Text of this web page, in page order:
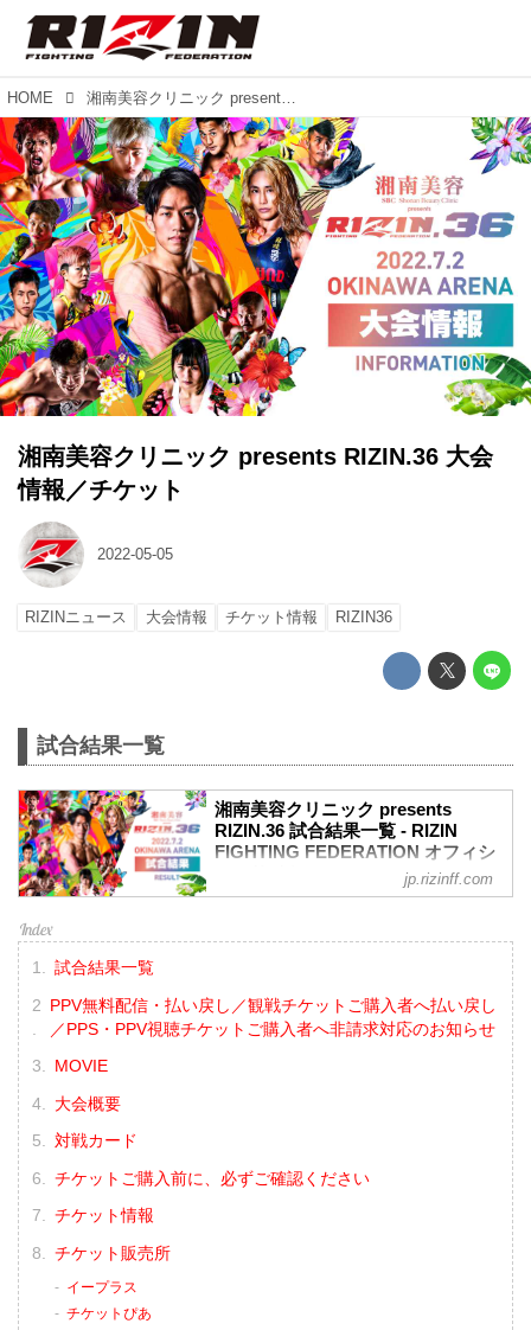
HOME 湘南美容クリニック presents RIZIN.36 大会情報／チケット
湘南美容クリニック presents RIZIN.36 大会
情報／チケット
2022-05-05
RIZINニュース 大会情報 チケット情報 RIZIN36
試合結果一覧
湘南美容クリニック presents
RIZIN.36 試合結果一覧 - RIZIN
FIGHTING FEDERATION オフィシ
≫ 試合結果詳細
第12試合 ／山本美憂 vs. 大島沙緒里
RIZIN MMAルール：5分 3R（49.0kg）
RIZIN MMAルール：5分 3R（54.0kg）
jp.rizinff.com
試合結果一覧
PPV無料配信・払い戻し／観戦チケットご購入者へ払い戻し
／PPS・PPV視聴チケットご購入者へ非請求対応のお知らせ
MOVIE
大会概要
対戦カード
チケットご購入前に、必ずご確認ください
チケット情報
チケット販売所
イープラス
チケットぴあ